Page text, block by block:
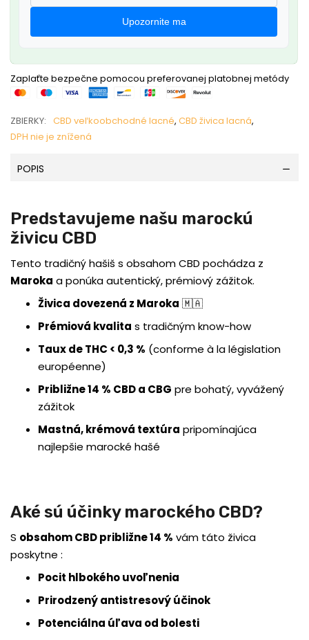
Upozornite ma
Zaplaťte bezpečne pomocou preferovanej platobnej metódy
ZBIERKY: CBD veľkoobchodné lacné, CBD živica lacná,
DPH nie je znížená
POPIS
Predstavujeme našu marockú
živicu CBD
Tento tradičný hašiš s obsahom CBD pochádza z
Maroka a ponúka autentický, prémiový zážitok.
Živica dovezená z Maroka 🇲🇦
Prémiová kvalita s tradičným know-how
Taux de THC < 0,3 % (conforme à la législation
européenne)
Približne 14 % CBD a CBG pre bohatý, vyvážený
zážitok
Mastná, krémová textúra pripomínajúca
najlepšie marocké hašé
Aké sú účinky marockého CBD?
S obsahom CBD približne 14 % vám táto živica
poskytne :
Pocit hlbokého uvoľnenia
Prirodzený antistresový účinok
Potenciálna úľava od bolesti